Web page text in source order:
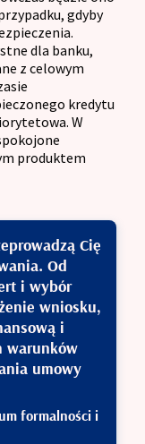
gdyby
dla banku,
z celowym
kredytu
W
produktem
Cię
Od
i wybór
wniosku,
i
warunków
umowy
formalności i